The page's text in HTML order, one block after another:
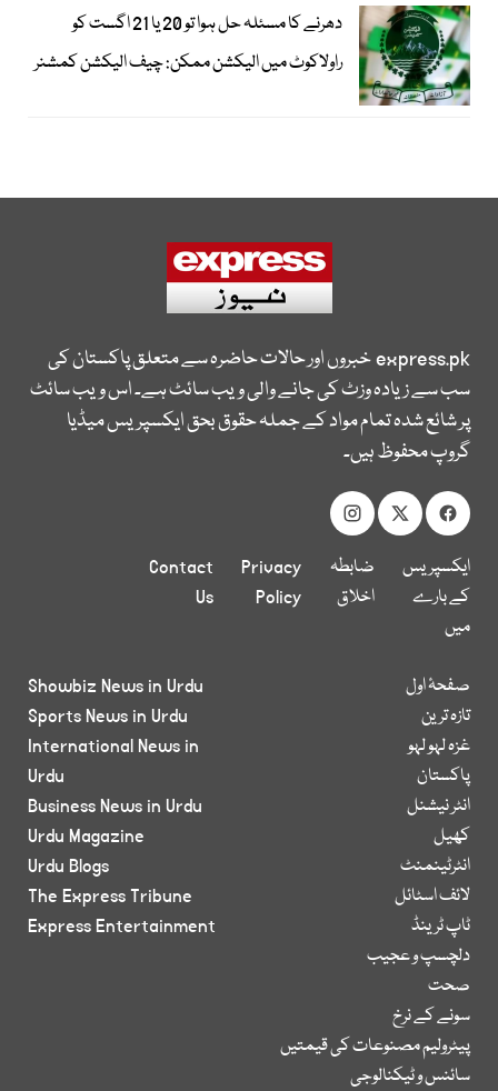
دھرنے کا مسئلہ حل ہوا تو 20 یا 21 اگست کو
راولاکوٹ میں الیکشن ممکن: چیف الیکشن کمشنر
express.pkخبروں اور حالات حاضرہ سے متعلق پاکستان کی
سب سے زیادہ وزٹ کی جانے والی ویب سائٹ ہے۔ اس ویب سائٹ
پر شائع شدہ تمام مواد کے جملہ حقوق بحق ایکسپریس میڈیا
گروپ محفوظ ہیں۔
ایکسپریس
کے بارے
میں
ضابطہ
اخلاق
Privacy
Policy
Contact
Us
صفحۂ اول
تازہ ترین
غزہ لہو لہو
پاکستان
انٹر نیشنل
کھیل
انٹرٹینمنٹ
لائف اسٹائل
ٹاپ ٹرینڈ
دلچسپ و عجیب
صحت
سونے کے نرخ
پیٹرولیم مصنوعات کی قیمتیں
سائنس و ٹیکنالوجی
Showbiz News in Urdu
Sports News in Urdu
International News in
Urdu
Business News in Urdu
Urdu Magazine
Urdu Blogs
The Express Tribune
Express Entertainment